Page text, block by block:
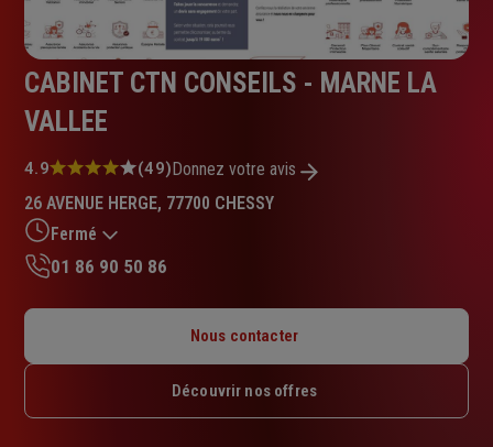
CABINET CTN CONSEILS - MARNE LA
VALLEE
Note
4.9
sur
5
étoiles
4.9 (49)Donnez votre avis
26 AVENUE HERGE, 77700 CHESSY
Fermé
Mardi : 09h – 13h / 14h – 18h
Jeudi : 09h – 13h / 14h – 18h
01 86 90 50 86
Nous contacter
Découvrir nos offres